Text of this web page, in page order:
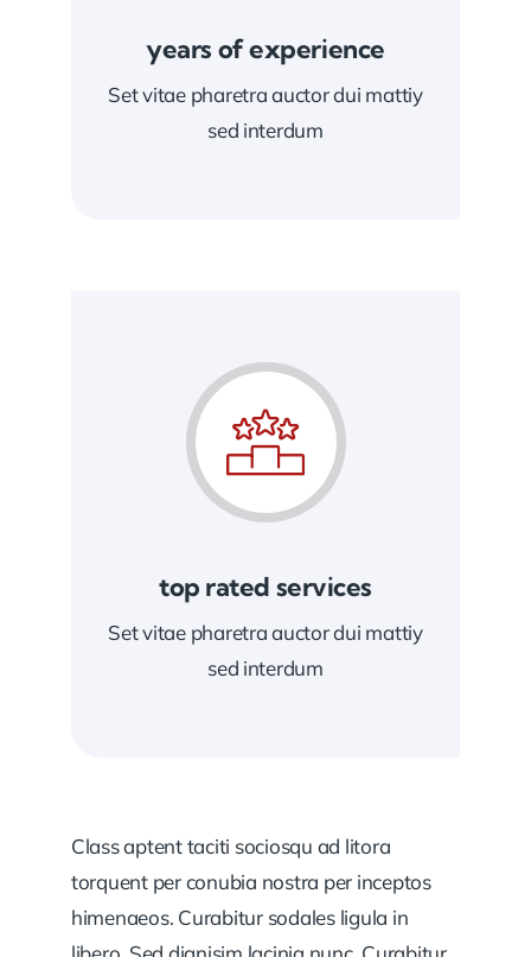
years of experience
Set vitae pharetra auctor dui mattiy
sed interdum
top rated services
Set vitae pharetra auctor dui mattiy
sed interdum
Class aptent taciti sociosqu ad litora
torquent per conubia nostra per inceptos
himenaeos. Curabitur sodales ligula in